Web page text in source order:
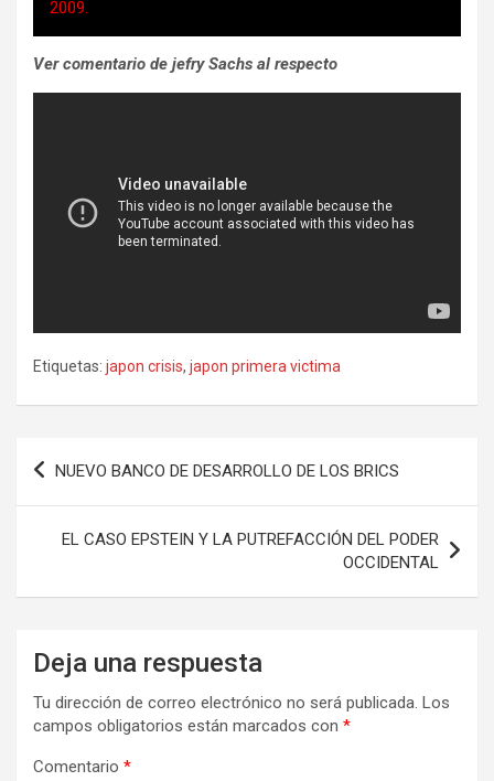
2009.
Ver comentario de jefry Sachs al respecto
Etiquetas: japon crisis, japon primera victima
Navegación
de
NUEVO BANCO DE DESARROLLO DE LOS BRICS
EL CASO EPSTEIN Y LA PUTREFACCIÓN DEL PODER
OCCIDENTAL
Deja una respuesta
Tu dirección de correo electrónico no será publicada. Los
campos obligatorios están marcados con *
Comentario *